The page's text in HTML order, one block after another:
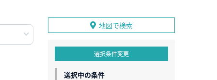
地図で検索
選択条件変更
選択中の条件